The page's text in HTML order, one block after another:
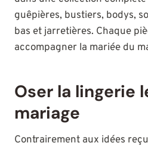
guêpières, bustiers, bodys,
bas et jarretières. Chaque
accompagner la mariée du
Oser la lingerie
mariage
Contrairement aux idées